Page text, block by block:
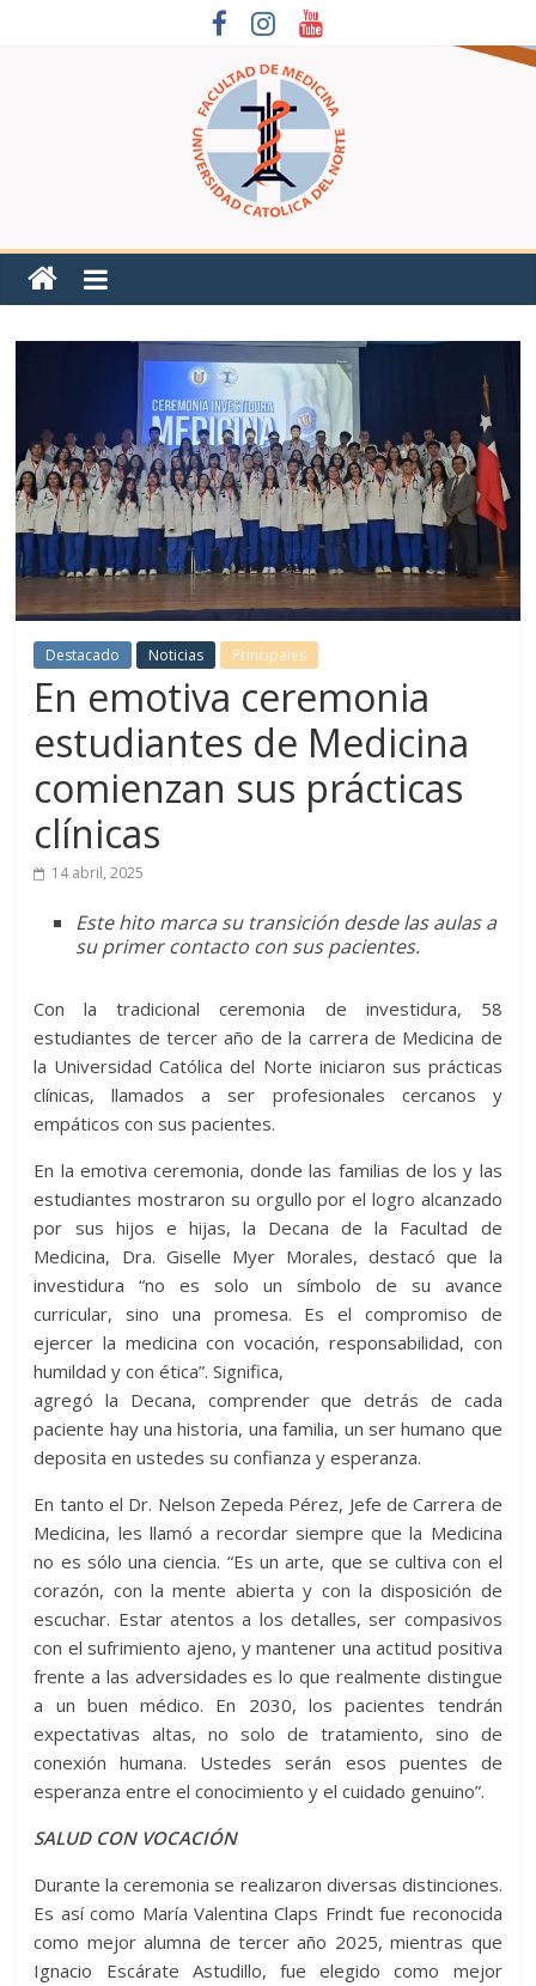
Destacado Noticias Principales
En emotiva ceremonia
estudiantes de Medicina
comienzan sus prácticas
clínicas
14 abril, 2025
Este hito marca su transición desde las aulas a
su primer contacto con sus pacientes.
Con la tradicional ceremonia de investidura, 58
estudiantes de tercer año de la carrera de Medicina de
la Universidad Católica del Norte iniciaron sus prácticas
clínicas, llamados a ser profesionales cercanos y
empáticos con sus pacientes.
En la emotiva ceremonia, donde las familias de los y las
estudiantes mostraron su orgullo por el logro alcanzado
por sus hijos e hijas, la Decana de la Facultad de
Medicina, Dra. Giselle Myer Morales, destacó que la
investidura “no es solo un símbolo de su avance
curricular, sino una promesa. Es el compromiso de
ejercer la medicina con vocación, responsabilidad, con
humildad y con ética”. Significa,
agregó la Decana, comprender que detrás de cada
paciente hay una historia, una familia, un ser humano que
deposita en ustedes su confianza y esperanza.
En tanto el Dr. Nelson Zepeda Pérez, Jefe de Carrera de
Medicina, les llamó a recordar siempre que la Medicina
no es sólo una ciencia. “Es un arte, que se cultiva con el
corazón, con la mente abierta y con la disposición de
escuchar. Estar atentos a los detalles, ser compasivos
con el sufrimiento ajeno, y mantener una actitud positiva
frente a las adversidades es lo que realmente distingue
a un buen médico. En 2030, los pacientes tendrán
expectativas altas, no solo de tratamiento, sino de
conexión humana. Ustedes serán esos puentes de
esperanza entre el conocimiento y el cuidado genuino”.
SALUD CON VOCACIÓN
Durante la ceremonia se realizaron diversas distinciones.
Es así como María Valentina Claps Frindt fue reconocida
como mejor alumna de tercer año 2025, mientras que
Ignacio Escárate Astudillo, fue elegido como mejor